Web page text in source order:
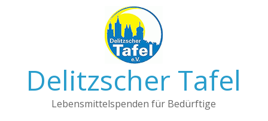
Delitzscher Tafel
Lebensmittelspenden für Bedürftige